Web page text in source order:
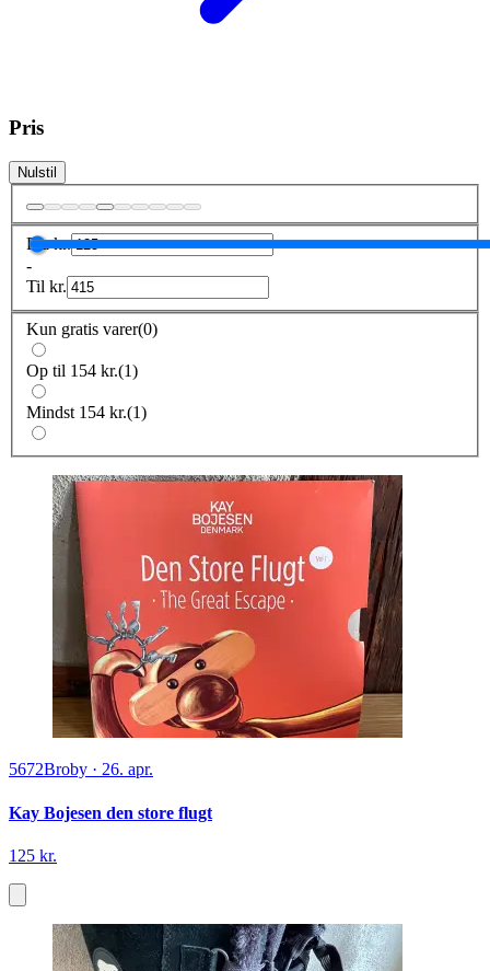
Pris
Nulstil
Frakr.
-
Til kr.
Kun gratis varer(0)
Op til 154 kr.(1)
Mindst 154 kr.(1)
5672Broby · 26. apr.
Kay Bojesen den store flugt
125 kr.